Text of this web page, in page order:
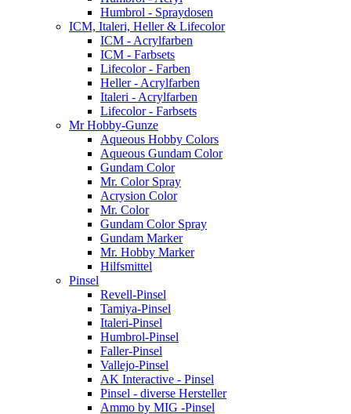
Humbrol - Spraydosen
ICM, Italeri, Heller & Lifecolor
ICM - Acrylfarben
ICM - Farbsets
Lifecolor - Farben
Heller - Acrylfarben
Italeri - Acrylfarben
Lifecolor - Farbsets
Mr Hobby-Gunze
Aqueous Hobby Colors
Aqueous Gundam Color
Gundam Color
Mr. Color Spray
Acrysion Color
Mr. Color
Gundam Color Spray
Gundam Marker
Mr. Hobby Marker
Hilfsmittel
Pinsel
Revell-Pinsel
Tamiya-Pinsel
Italeri-Pinsel
Humbrol-Pinsel
Faller-Pinsel
Vallejo-Pinsel
AK Interactive - Pinsel
Pinsel - diverse Hersteller
Ammo by MIG -Pinsel